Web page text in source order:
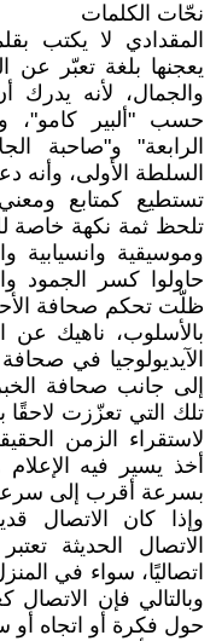
نحّات الكلمات
المقدادي لا يكتب
يعجنها بلغة تعبّر عن
والجمال، لأنه
حسب "ألبير كامو"،
الرابعة" و"صاحبة
السلطة الأولى،
تستطيع كمتابع
تلحظ ثمة نكهة خاصة
وموسيقية وانسيابية
حاولوا كسر الجمود
ظلّت تحكم صحافة
بالأسلوب، ناهيك عن
الآيديولوجيا في صحافة
إلى جانب صحافة
تلك التي تعزّزت لاحقًا
لاستقراء الزمن
أخذ يسير فيه
بسرعة أقرب إلى
وإذا كان الاتصال
الاتصال الحديثة
اتصاليًا، سواء في
وبالتالي فإن الاتصال
حول فكرة أو اتجاه